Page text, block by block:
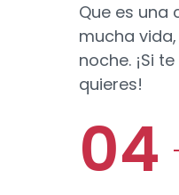
Que es una
mucha
noche. ¡Si
quieres!